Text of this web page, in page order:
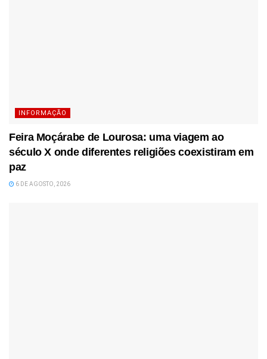
INFORMAÇÃO
Feira Moçárabe de Lourosa: uma viagem ao
século X onde diferentes religiões coexistiram em
paz
6 DE AGOSTO, 2026